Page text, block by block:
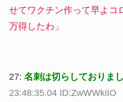
せてワクチン作って早よコ
万得したわ」
27: 名刺は切らしておりま
23:48:35.04 ID:ZwWWkiIO